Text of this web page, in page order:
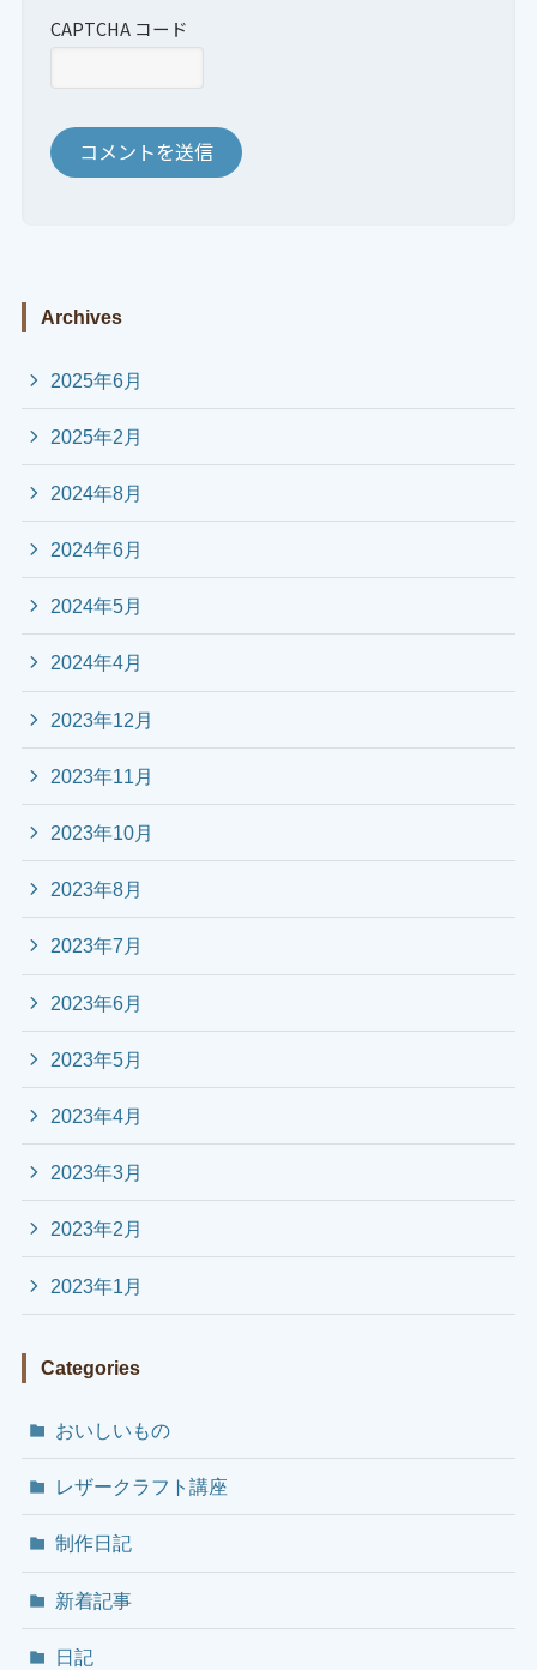
CAPTCHA コード
Archives
2025年6月
2025年2月
2024年8月
2024年6月
2024年5月
2024年4月
2023年12月
2023年11月
2023年10月
2023年8月
2023年7月
2023年6月
2023年5月
2023年4月
2023年3月
2023年2月
2023年1月
Categories
おいしいもの
レザークラフト講座
制作日記
新着記事
日記